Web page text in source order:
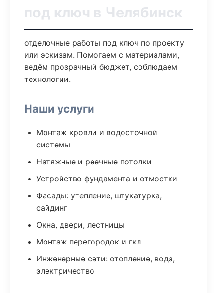
под ключ в Челябинск
отделочные работы под ключ по проекту
или эскизам. Помогаем с материалами,
ведём прозрачный бюджет, соблюдаем
технологии.
Наши услуги
Монтаж кровли и водосточной
системы
Натяжные и реечные потолки
Устройство фундамента и отмостки
Фасады: утепление, штукатурка,
сайдинг
Окна, двери, лестницы
Монтаж перегородок и гкл
Инженерные сети: отопление, вода,
электричество